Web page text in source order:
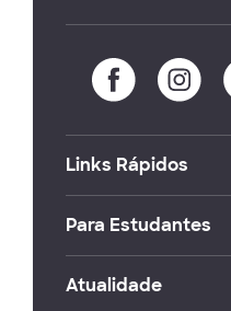
Links Rápidos
Para Estudantes
Atualidade